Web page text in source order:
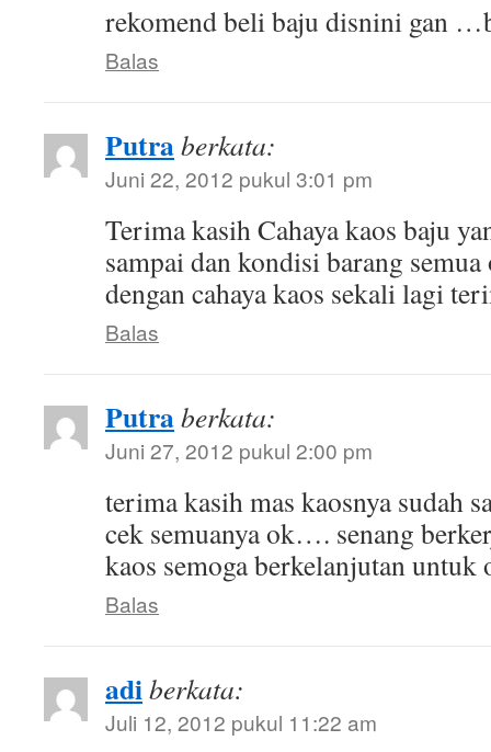
rekomend beli baju disnini gan
Balas
Putraberkata:
Juni 22, 2012 pukul 3:01 pm
Terima kasih Cahaya kaos baju
sampai dan kondisi barang
dengan cahaya kaos sekali lagi
Balas
Putraberkata:
Juni 27, 2012 pukul 2:00 pm
terima kasih mas kaosnya sudah
cek semuanya ok…. senang
kaos semoga berkelanjutan untuk
Balas
adiberkata:
Juli 12, 2012 pukul 11:22 am